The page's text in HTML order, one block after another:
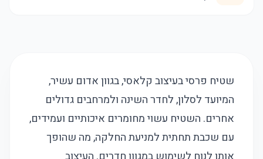
שטיח פרסי בעיצוב קלאסי, בגוון אדום עשיר,
המיועד לסלון, לחדר השינה ולמרחבים גדולים
אחרים. השטיח עשוי מחומרים איכותיים ועמידים,
עם שכבת תחתית למניעת החלקה, מה שהופך